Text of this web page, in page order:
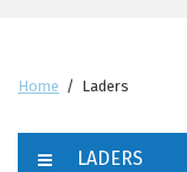
Home / Laders
LADERS